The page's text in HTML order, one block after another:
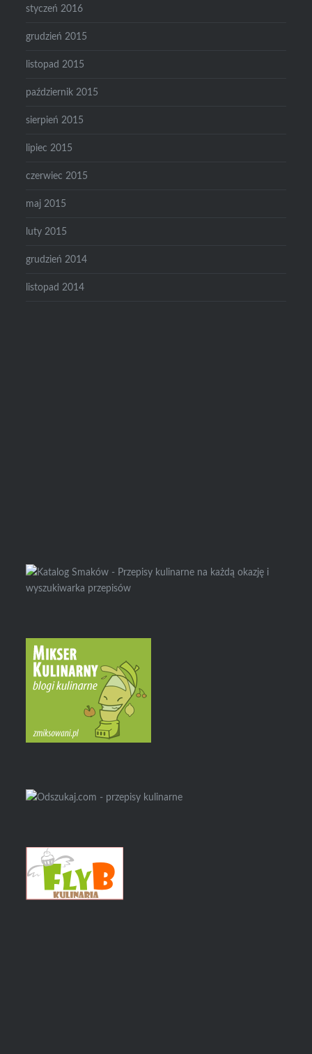
styczeń 2016
grudzień 2015
listopad 2015
październik 2015
sierpień 2015
lipiec 2015
czerwiec 2015
maj 2015
luty 2015
grudzień 2014
listopad 2014